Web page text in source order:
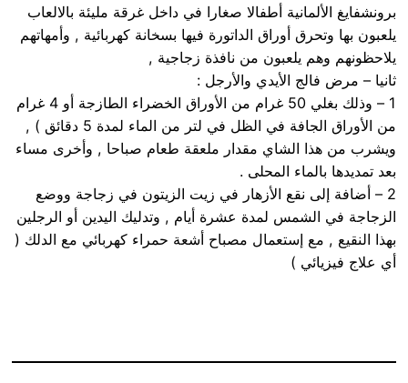
برونشفايغ الألمانية أطفالا صغارا في داخل غرقة مليئة بالالعاب
يلعبون بها وتحرق أوراق الداتورة فيها بسخانة كهربائية , وأمهاتهم
يلاحظونهم وهم يلعبون من نافذة زجاجية ,
ثانيا – مرض فالج الأيدي والأرجل :
1 – وذلك بغلي 50 غرام من الأوراق الخضراء الطازجة أو 4 غرام
من الأوراق الجافة في الظل في لتر من الماء لمدة 5 دقائق ) ,
ويشرب من هذا الشاي مقدار ملعقة طعام صباحا , وأخرى مساء
بعد تمديدها بالماء المحلى .
2 – أضافة إلى نقع الأزهار في زيت الزيتون في زجاجة ووضع
الزجاجة في الشمس لمدة عشرة أيام , وتدليك اليدين أو الرجلين
بهذا النقيع , مع إستعمال مصباح أشعة حمراء كهربائي مع الدلك (
أي علاج فيزيائي )